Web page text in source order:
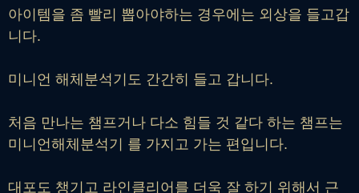
아이템을 좀 빨리 뽑아야하는 경우에는 외상을 들고갑
니다.
미니언 해체분석기도 간간히 들고 갑니다.
처음 만나는 챔프거나 다소 힘들 것 같다 하는 챔프는
미니언해체분석기 를 가지고 가는 편입니다.
대포도 챙기고 라인클리어를 더욱 잘 하기 위해서 근